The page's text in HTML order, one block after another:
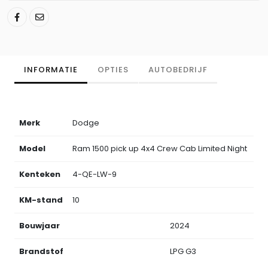
INFORMATIE OPTIES AUTOBEDRIJF
Merk Dodge
Model Ram 1500 pick up 4x4 Crew Cab Limited Night
Kenteken 4-QE-LW-9
KM-stand 10
Bouwjaar 2024
Brandstof LPG G3